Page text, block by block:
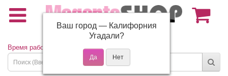
(495) 150-01-37
Время работы: Пн - Пт 9:30 - 19:00
Ваш город — Калифорния
Угадали?